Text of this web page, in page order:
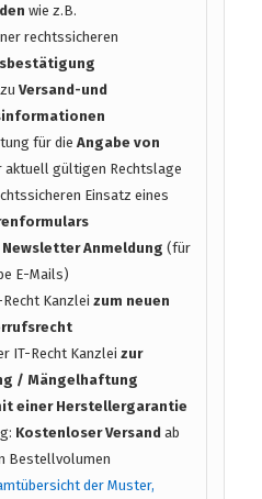
wie z.B.
rechtssicheren
zuVersand-und
für die Angabe von
aktuell gültigen Rechtslage
Einsatz eines
Newsletter Anmeldung (für
E-Mails)
Recht Kanzleizum neuen
IT-Recht Kanzleizur
/ Mängelhaftung
einer Herstellergarantie
Kostenloser Versand ab
Bestellvolumen
der Muster,